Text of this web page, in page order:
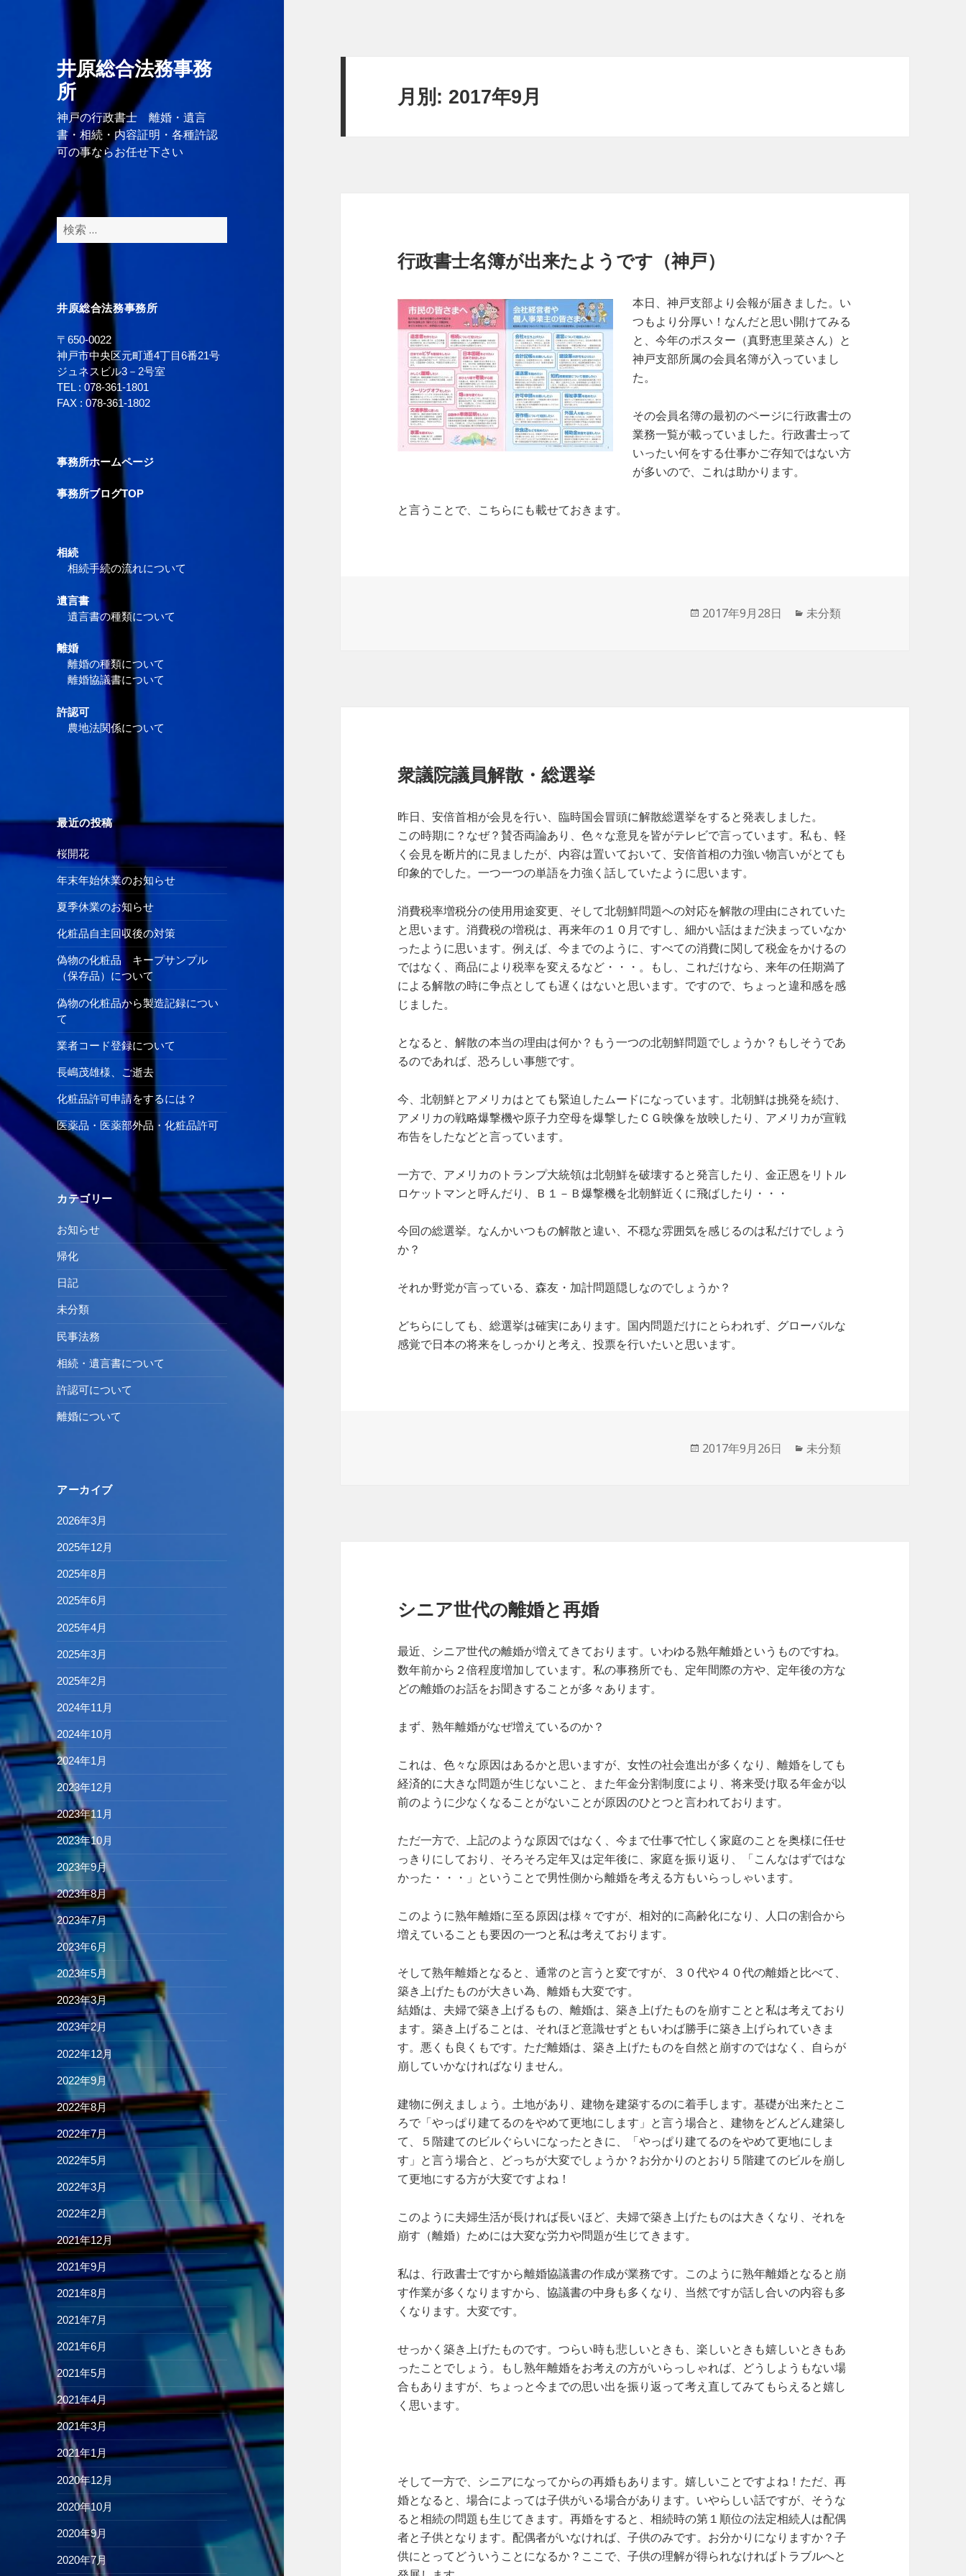
井原総合法務事務
所
神戸の行政書士 離婚・遺言
書・相続・内容証明・各種許認
可の事ならお任せ下さい
検
索
井原総合法務事務所
〒650-0022
神戸市中央区元町通4丁目6番21号
ジュネスビル3－2号室
TEL :078-361-1801
FAX : 078-361-1802
事務所ホームページ
事務所ブログTOP
相続
相続手続の流れについて
遺言書
遺言書の種類について
離婚
離婚の種類について
離婚協議書について
許認可
農地法関係について
最近の投稿
桜開花
年末年始休業のお知らせ
夏季休業のお知らせ
化粧品自主回収後の対策
偽物の化粧品 キープサンプル
（保存品）について
偽物の化粧品から製造記録につい
て
業者コード登録について
長嶋茂雄様、ご逝去
化粧品許可申請をするには？
医薬品・医薬部外品・化粧品許可
カテゴリー
お知らせ
帰化
日記
未分類
民事法務
相続・遺言書について
許認可について
離婚について
アーカイブ
2026年3月
2025年12月
2025年8月
2025年6月
2025年4月
2025年3月
2025年2月
2024年11月
2024年10月
2024年1月
2023年12月
2023年11月
2023年10月
2023年9月
2023年8月
2023年7月
2023年6月
2023年5月
2023年3月
2023年2月
2022年12月
2022年9月
2022年8月
2022年7月
2022年5月
2022年3月
2022年2月
2021年12月
2021年9月
2021年8月
2021年7月
2021年6月
2021年5月
2021年4月
2021年3月
2021年1月
2020年12月
2020年10月
2020年9月
2020年7月
月別: 2017年9月
行政書士名簿が出来たようです（神戸）
本日、神戸支部より会報が届きました。い
つもより分厚い！なんだと思い開けてみる
と、今年のポスター（真野恵里菜さん）と
神戸支部所属の会員名簿が入っていまし
た。
その会員名簿の最初のページに行政書士の
業務一覧が載っていました。行政書士って
いったい何をする仕事かご存知ではない方
が多いので、これは助かります。
と言うことで、こちらにも載せておきます。
投
2017年9月28日
カ
未分類
衆議院議員解散・総選挙
昨日、安倍首相が会見を行い、臨時国会冒頭に解散総選挙をすると発表しました。
この時期に？なぜ？賛否両論あり、色々な意見を皆がテレビで言っています。私も、軽
く会見を断片的に見ましたが、内容は置いておいて、安倍首相の力強い物言いがとても
印象的でした。一つ一つの単語を力強く話していたように思います。
消費税率増税分の使用用途変更、そして北朝鮮問題への対応を解散の理由にされていた
と思います。消費税の増税は、再来年の１０月ですし、細かい話はまだ決まっていなか
ったように思います。例えば、今までのように、すべての消費に関して税金をかけるの
ではなく、商品により税率を変えるなど・・・。もし、これだけなら、来年の任期満了
による解散の時に争点としても遅くはないと思います。ですので、ちょっと違和感を感
じました。
となると、解散の本当の理由は何か？もう一つの北朝鮮問題でしょうか？もしそうであ
るのであれば、恐ろしい事態です。
今、北朝鮮とアメリカはとても緊迫したムードになっています。北朝鮮は挑発を続け、
アメリカの戦略爆撃機や原子力空母を爆撃したＣＧ映像を放映したり、アメリカが宣戦
布告をしたなどと言っています。
一方で、アメリカのトランプ大統領は北朝鮮を破壊すると発言したり、金正恩をリトル
ロケットマンと呼んだり、Ｂ１－Ｂ爆撃機を北朝鮮近くに飛ばしたり・・・
今回の総選挙。なんかいつもの解散と違い、不穏な雰囲気を感じるのは私だけでしょう
か？
それか野党が言っている、森友・加計問題隠しなのでしょうか？
どちらにしても、総選挙は確実にあります。国内問題だけにとらわれず、グローバルな
感覚で日本の将来をしっかりと考え、投票を行いたいと思います。
投
2017年9月26日
カ
未分類
シニア世代の離婚と再婚
最近、シニア世代の離婚が増えてきております。いわゆる熟年離婚というものですね。
数年前から２倍程度増加しています。私の事務所でも、定年間際の方や、定年後の方な
どの離婚のお話をお聞きすることが多々あります。
まず、熟年離婚がなぜ増えているのか？
これは、色々な原因はあるかと思いますが、女性の社会進出が多くなり、離婚をしても
経済的に大きな問題が生じないこと、また年金分割制度により、将来受け取る年金が以
前のように少なくなることがないことが原因のひとつと言われております。
ただ一方で、上記のような原因ではなく、今まで仕事で忙しく家庭のことを奥様に任せ
っきりにしており、そろそろ定年又は定年後に、家庭を振り返り、「こんなはずではな
かった・・・」ということで男性側から離婚を考える方もいらっしゃいます。
このように熟年離婚に至る原因は様々ですが、相対的に高齢化になり、人口の割合から
増えていることも要因の一つと私は考えております。
そして熟年離婚となると、通常のと言うと変ですが、３０代や４０代の離婚と比べて、
築き上げたものが大きい為、離婚も大変です。
結婚は、夫婦で築き上げるもの、離婚は、築き上げたものを崩すことと私は考えており
ます。築き上げることは、それほど意識せずともいわば勝手に築き上げられていきま
す。悪くも良くもです。ただ離婚は、築き上げたものを自然と崩すのではなく、自らが
崩していかなければなりません。
建物に例えましょう。土地があり、建物を建築するのに着手します。基礎が出来たとこ
ろで「やっぱり建てるのをやめて更地にします」と言う場合と、建物をどんどん建築し
て、５階建てのビルぐらいになったときに、「やっぱり建てるのをやめて更地にしま
す」と言う場合と、どっちが大変でしょうか？お分かりのとおり５階建てのビルを崩し
て更地にする方が大変ですよね！
このように夫婦生活が長ければ長いほど、夫婦で築き上げたものは大きくなり、それを
崩す（離婚）ためには大変な労力や問題が生じてきます。
私は、行政書士ですから離婚協議書の作成が業務です。このように熟年離婚となると崩
す作業が多くなりますから、協議書の中身も多くなり、当然ですが話し合いの内容も多
くなります。大変です。
せっかく築き上げたものです。つらい時も悲しいときも、楽しいときも嬉しいときもあ
ったことでしょう。もし熟年離婚をお考えの方がいらっしゃれば、どうしようもない場
合もありますが、ちょっと今までの思い出を振り返って考え直してみてもらえると嬉し
く思います。
そして一方で、シニアになってからの再婚もあります。嬉しいことですよね！ただ、再
婚となると、場合によっては子供がいる場合があります。いやらしい話ですが、そうな
ると相続の問題も生じてきます。再婚をすると、相続時の第１順位の法定相続人は配偶
者と子供となります。配偶者がいなければ、子供のみです。お分かりになりますか？子
供にとってどういうことになるか？ここで、子供の理解が得られなければトラブルへと